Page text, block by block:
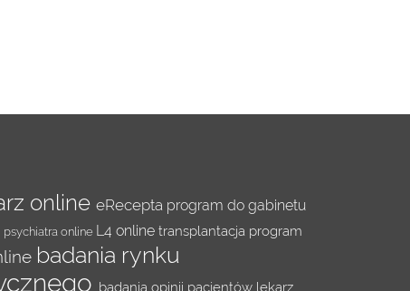
online eRecepta program do gabinetu
psychiatra online L4 online transplantacja program
badania rynku
badania opinii pacjentów lekarz